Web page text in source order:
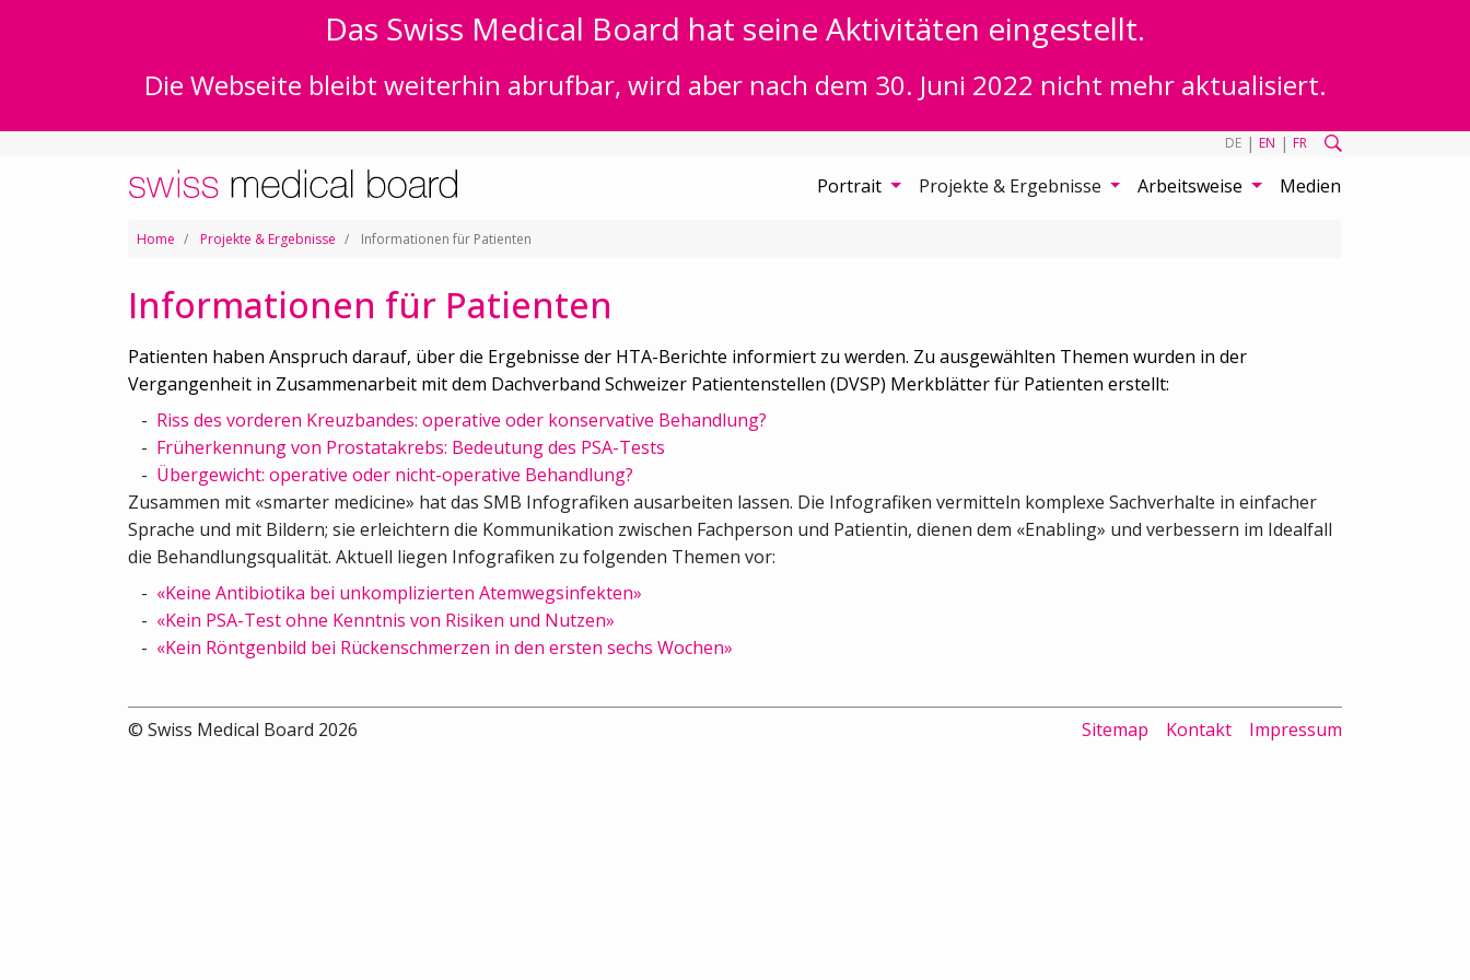
Das Swiss Medical Board hat seine Aktivitäten eingestellt.
Die Webseite bleibt weiterhin abrufbar, wird aber nach dem 30. Juni 2022 nicht mehr aktualisiert.
DE | EN | FR
Portrait Projekte & Ergebnisse Arbeitsweise Medien
Home Projekte & Ergebnisse Informationen für Patienten
Informationen für Patienten
Patienten haben Anspruch darauf, über die Ergebnisse der HTA-Berichte informiert zu werden. Zu ausgewählten Themen wurden in der
Vergangenheit in Zusammenarbeit mit dem Dachverband Schweizer Patientenstellen (DVSP) Merkblätter für Patienten erstellt:
Riss des vorderen Kreuzbandes: operative oder konservative Behandlung?
Früherkennung von Prostatakrebs: Bedeutung des PSA-Tests
Übergewicht: operative oder nicht-operative Behandlung?
Zusammen mit «smarter medicine» hat das SMB Infografiken ausarbeiten lassen. Die Infografiken vermitteln komplexe Sachverhalte in einfacher
Sprache und mit Bildern; sie erleichtern die Kommunikation zwischen Fachperson und Patientin, dienen dem «Enabling» und verbessern im Idealfall
die Behandlungsqualität. Aktuell liegen Infografiken zu folgenden Themen vor:
«Keine Antibiotika bei unkomplizierten Atemwegsinfekten»
«Kein PSA-Test ohne Kenntnis von Risiken und Nutzen»
«Kein Röntgenbild bei Rückenschmerzen in den ersten sechs Wochen»
© Swiss Medical Board 2026 Sitemap Kontakt Impressum